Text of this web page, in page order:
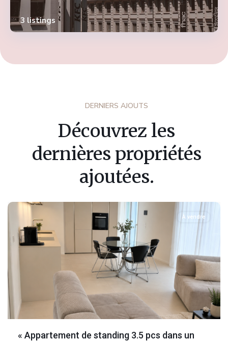
3 listings
DERNIERS AJOUTS
Découvrez les
dernières propriétés
ajoutées.
À vendre
« Appartement de standing 3.5 pcs dans un